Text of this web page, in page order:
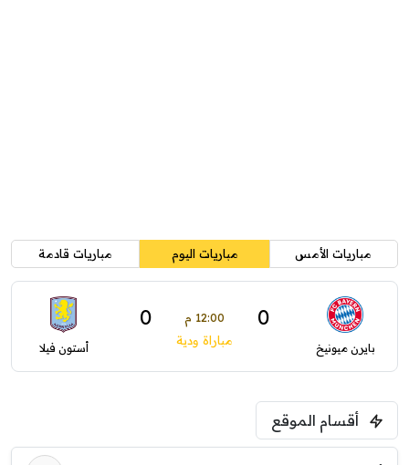
مباريات الأمس مباريات اليوم مباريات قادمة
بايرن ميونيخ
0 12:00 م 0
مباراة ودية أستون فيلا
أقسام الموقع